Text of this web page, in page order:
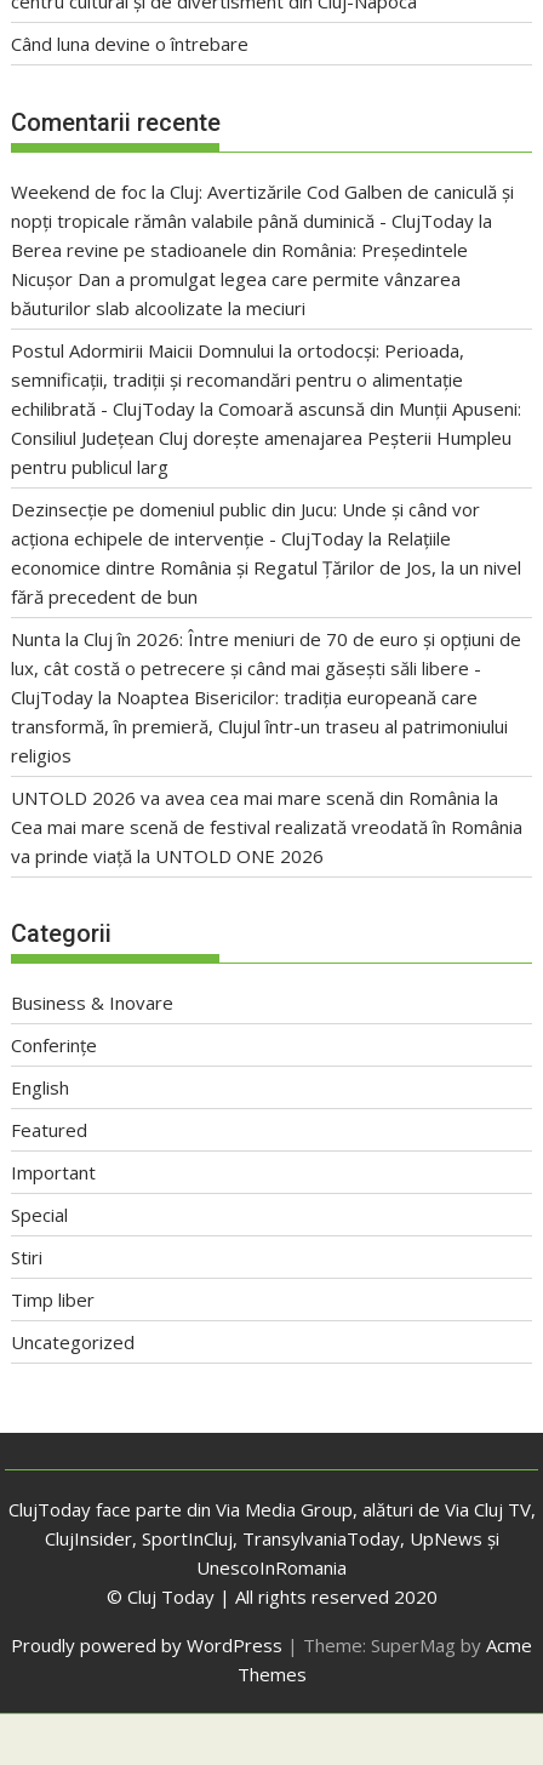
Când luna devine o întrebare
Comentarii recente
Weekend de foc la Cluj: Avertizările Cod Galben de caniculă și
nopți tropicale rămân valabile până duminică - ClujToday la
Berea revine pe stadioanele din România: Președintele
Nicușor Dan a promulgat legea care permite vânzarea
băuturilor slab alcoolizate la meciuri
Postul Adormirii Maicii Domnului la ortodocși: Perioada,
semnificații, tradiții și recomandări pentru o alimentație
echilibrată - ClujToday laComoară ascunsă din Munții Apuseni:
Consiliul Județean Cluj dorește amenajarea Peșterii Humpleu
pentru publicul larg
Dezinsecție pe domeniul public din Jucu: Unde și când vor
acționa echipele de intervenție - ClujToday la Relațiile
economice dintre România și Regatul Țărilor de Jos, la un nivel
fără precedent de bun
Nunta la Cluj în 2026: Între meniuri de 70 de euro și opțiuni de
lux, cât costă o petrecere și când mai găsești săli libere -
ClujToday la Noaptea Bisericilor: tradiția europeană care
transformă, în premieră, Clujul într-un traseu al patrimoniului
religios
UNTOLD 2026 va avea cea mai mare scenă din România la
Cea mai mare scenă de festival realizată vreodată în România
va prinde viață la UNTOLD ONE 2026
Categorii
Business & Inovare
Conferințe
English
Featured
Important
Special
Stiri
Timp liber
Uncategorized
ClujToday face parte din Via Media Group, alături de Via Cluj TV,
ClujInsider, SportInCluj, TransylvaniaToday, UpNews și
UnescoInRomania
© Cluj Today | All rights reserved 2020
Proudly powered by WordPress | Theme: SuperMag by Acme
Themes